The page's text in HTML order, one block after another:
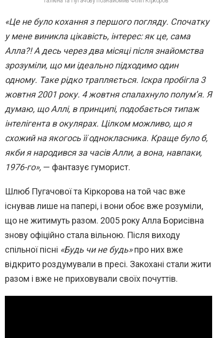
«Це не було кохання з першого погляду. Спочатку
у мене виникла цікавість, інтерес: як це, сама
Алла?! А десь через два місяці після знайомства
зрозуміли, що ми ідеально підходимо один
одному. Таке рідко трапляється. Іскра пробігла 3
жовтня 2001 року. 4 жовтня спалахнуло полум’я. Я
думаю, що Аллі, в принципі, подобається типаж
інтелігента в окулярах. Цілком можливо, що я
схожий на якогось її однокласника. Краще було б,
якби я народився за часів Алли, а вона, навпаки,
1976-го», — фантазує гуморист.
Шлюб Пугачової та Кіркорова на той час вже
існував лише на папері, і вони обоє вже розуміли,
що не житимуть разом. 2005 року Алла Борисівна
знову офіційно стала вільною. Після виходу
спільної пісні «Будь чи не будь»про них вже
відкрито роздумували в пресі. Закохані стали жити
разом і вже не приховували своїх почуттів.